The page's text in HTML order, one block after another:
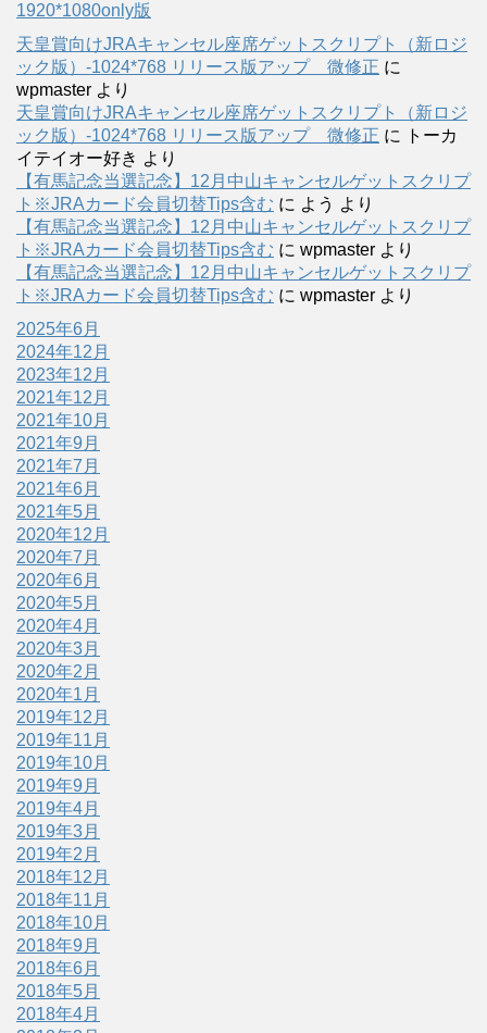
1920*1080only版
天皇賞向けJRAキャンセル座席ゲットスクリプト（新ロジ
ック版）-1024*768 リリース版アップ 微修正 に
wpmaster より
天皇賞向けJRAキャンセル座席ゲットスクリプト（新ロジ
ック版）-1024*768 リリース版アップ 微修正 に
トーカ
イテイオー好き より
【有馬記念当選記念】12月中山キャンセルゲットスクリプ
ト※JRAカード会員切替Tips含む に よう より
【有馬記念当選記念】12月中山キャンセルゲットスクリプ
ト※JRAカード会員切替Tips含む に wpmaster より
【有馬記念当選記念】12月中山キャンセルゲットスクリプ
ト※JRAカード会員切替Tips含む に wpmaster より
2025年6月
2024年12月
2023年12月
2021年12月
2021年10月
2021年9月
2021年7月
2021年6月
2021年5月
2020年12月
2020年7月
2020年6月
2020年5月
2020年4月
2020年3月
2020年2月
2020年1月
2019年12月
2019年11月
2019年10月
2019年9月
2019年4月
2019年3月
2019年2月
2018年12月
2018年11月
2018年10月
2018年9月
2018年6月
2018年5月
2018年4月